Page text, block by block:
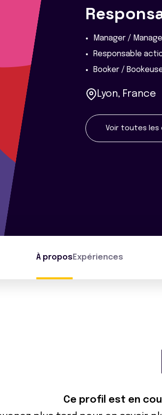
Manager /
Responsable
Booker /
Lyon, France
Voir toutes les
À propos Expériences
Ce profil est en